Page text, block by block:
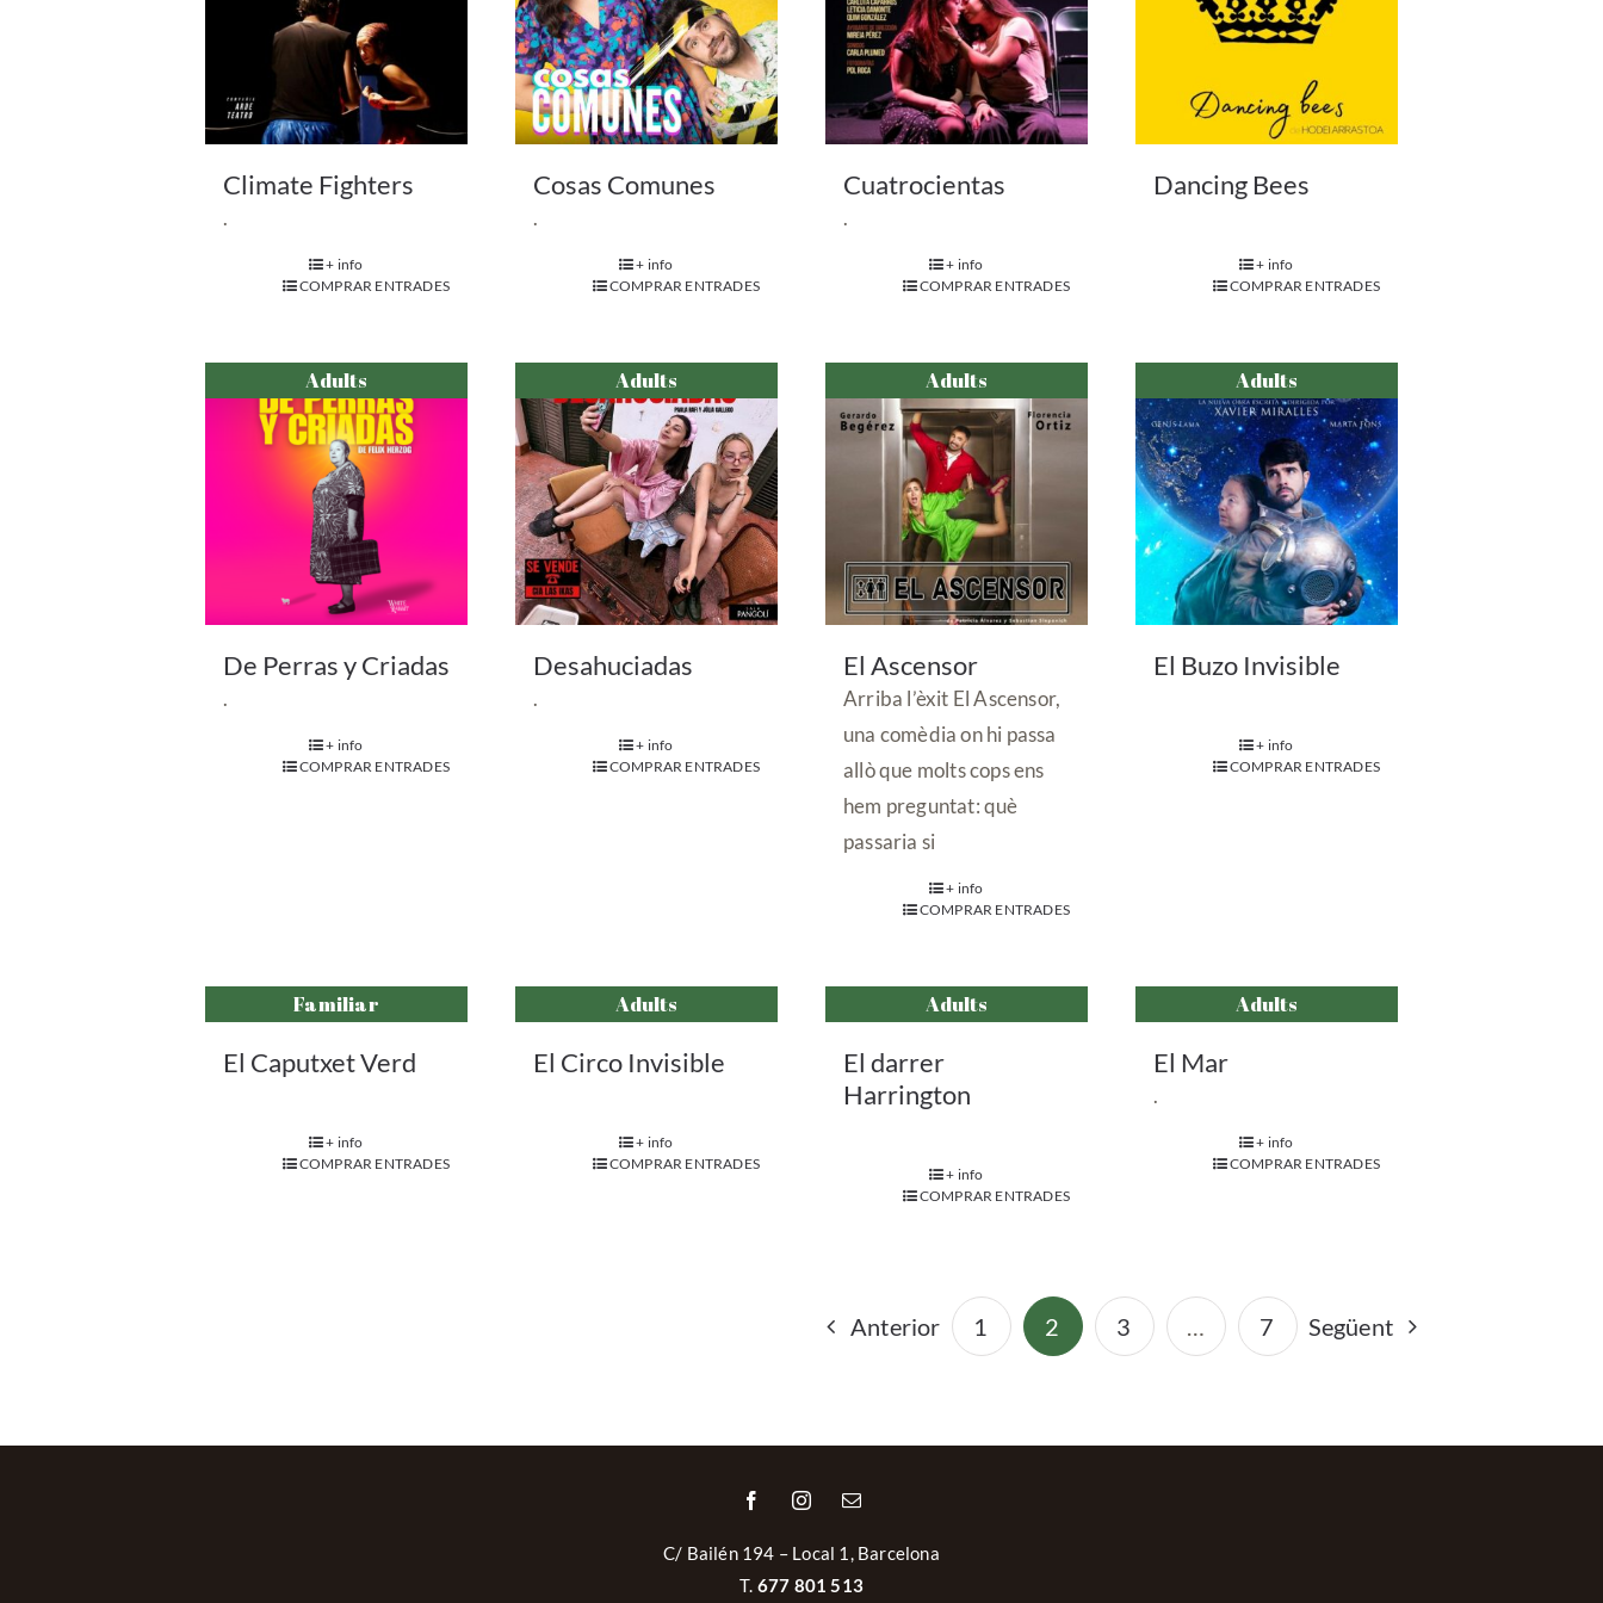
Climate Fighters
.
+ info
COMPRAR ENTRADES
Cosas Comunes
.
+ info
COMPRAR ENTRADES
Cuatrocientas
.
+ info
COMPRAR ENTRADES
Dancing Bees
+ info
COMPRAR ENTRADES
Adults
De Perras y Criadas
.
+ info
COMPRAR ENTRADES
Adults
Desahuciadas
.
+ info
COMPRAR ENTRADES
Adults
El Ascensor
Arriba l’èxit El Ascensor,
una comèdia on hi passa
allò que molts cops ens
hem preguntat: què
passaria si
+ info
COMPRAR ENTRADES
Adults
El Buzo Invisible
+ info
COMPRAR ENTRADES
Familiar
El Caputxet Verd
+ info
COMPRAR ENTRADES
Adults
El Circo Invisible
+ info
COMPRAR ENTRADES
Adults
El darrer
Harrington
+ info
COMPRAR ENTRADES
Adults
El Mar
.
+ info
COMPRAR ENTRADES
Anterior 1 2 3 7 Següent
C/ Bailén 194 – Local 1, Barcelona
T. 677 801 513